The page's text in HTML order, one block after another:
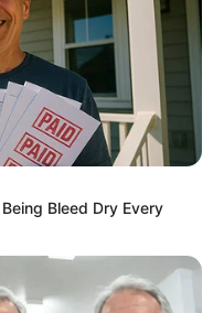
Bleed Dry Every